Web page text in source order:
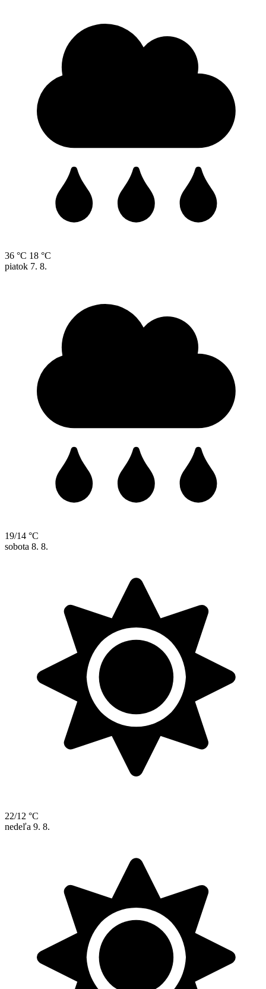
36 °C 18 °C
piatok 7. 8.
19/14 °C
sobota 8. 8.
22/12 °C
nedeľa 9. 8.